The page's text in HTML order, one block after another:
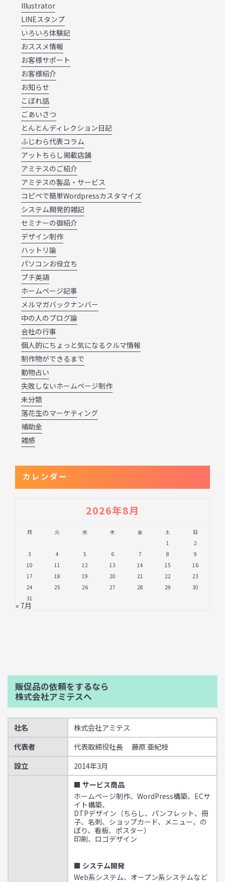
Illustrator
LINEスタンプ
いろいろ体験記
おススメ情報
お客様サポート
お客様紹介
お知らせ
こぼれ話
ごあいさつ
とんとんディレクション日記
ふじわら代表コラム
アットちらし掲載店舗
アミテスのご紹介
アミテスの製品・サービス
コピペで簡単Wordpressカスタマイズ
システム開発的雑記
セミナーの御紹介
デザイン制作
ハットリ論
パソコンお役立ち
プチ英語
ホームページ記事
メルマガバックナンバー
中の人のブログ論
会社の行事
個人的にちょっと気になるクルマ情報
制作物ができるまで
動物占い
失敗しないホームページ制作
未分類
落花生のマーケティング
補助金
雑感
カレンダー
2026年8月
月 火 水 木 金 土
日
1
2
3
4 5 6 7 8
9
10
11 12 13 14 15
16
17
18 19 20 21 22
23
24
25 26 27 28 29
30
31
« 7月
販促品の依頼をするなら
株式会社アミテスへ
社名
株式会社アミテス
代表者
代表取締役社長 藤原 亜紀枝
設立
2014年3月
■ サービス商品
ホームページ制作、WordPress構築、ECサ
イト構築、
DTPデザイン（ちらし、パンフレット、冊
子、名刺、ショップカード、メニュー、の
ぼり、看板、ポスター）
印刷、ロゴデザイン
■ システム開発
Web系システム、オープン系システムなど